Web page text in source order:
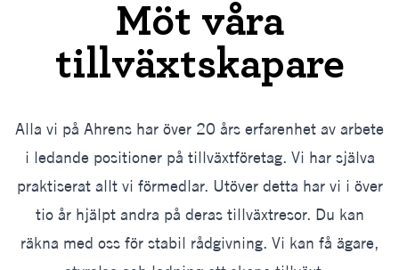
Möt våra
tillväxtskapare
Alla vi på Ahrens har över 20 års erfarenhet av arbete
i ledande positioner på tillväxtföretag. Vi har själva
praktiserat allt vi förmedlar. Utöver detta har vi i över
tio år hjälpt andra på deras tillväxtresor. Du kan
räkna med oss för stabil rådgivning. Vi kan få ägare,